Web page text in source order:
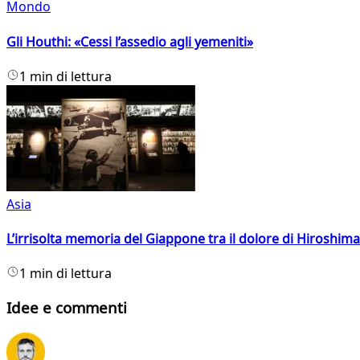
Mondo
Gli Houthi: «Cessi l’assedio agli yemeniti»
1 min di lettura
Asia
L’irrisolta memoria del Giappone tra il dolore di
1 min di lettura
Idee e commenti